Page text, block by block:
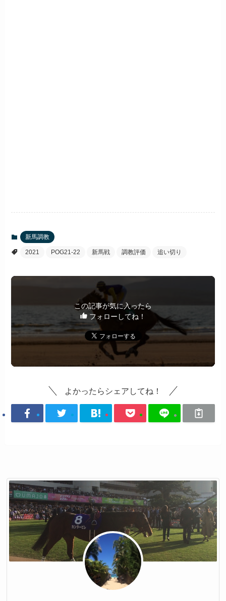
新馬調教
2021 POG21-22 新馬戦 調教評価 追い切り
この記事が気に入ったら
フォローしてね！
よかったらシェアしてね！